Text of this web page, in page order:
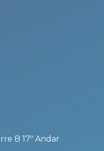
B 17º Andar